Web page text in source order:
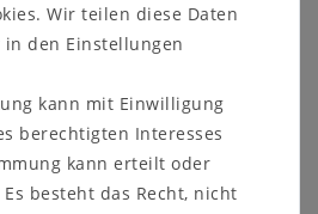
cm
F3 mit Gestellauszug:
wahlweise
160/220x80, 180/240x80
Wir teilen diese Daten
den Einstellungen
kann mit Einwilligung
berechtigten Interesses
kann erteilt oder
besteht das Recht, nicht